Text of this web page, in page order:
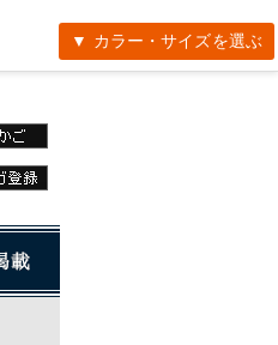
▼ カラー・サイズを選ぶ